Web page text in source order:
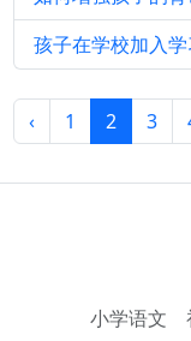
孩子在学校加入
‹ 1 2 3
小学语文